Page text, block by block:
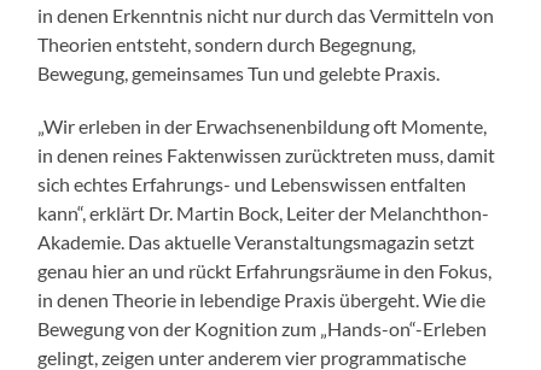
in denen Erkenntnis nicht nur durch das Vermitteln von
Theorien entsteht, sondern durch Begegnung,
Bewegung, gemeinsames Tun und gelebte Praxis.
„Wir erleben in der Erwachsenenbildung oft Momente,
in denen reines Faktenwissen zurücktreten muss, damit
sich echtes Erfahrungs- und Lebenswissen entfalten
kann“, erklärt Dr. Martin Bock, Leiter der Melanchthon-
Akademie. Das aktuelle Veranstaltungsmagazin setzt
genau hier an und rückt Erfahrungsräume in den Fokus,
in denen Theorie in lebendige Praxis übergeht. Wie die
Bewegung von der Kognition zum „Hands-on“-Erleben
gelingt, zeigen unter anderem vier programmatische